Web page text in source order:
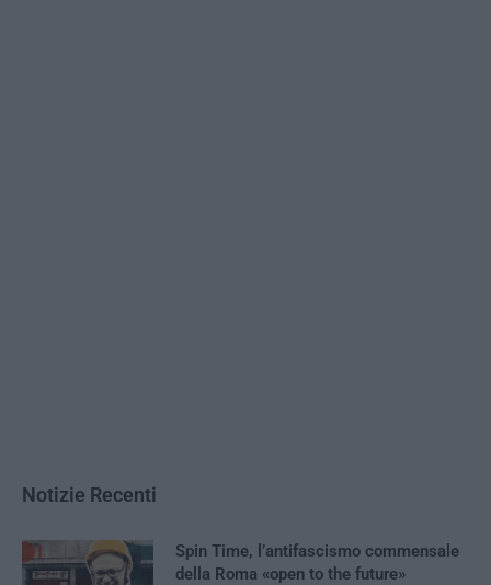
Notizie Recenti
Spin Time, l’antifascismo commensale
della Roma «open to the future»